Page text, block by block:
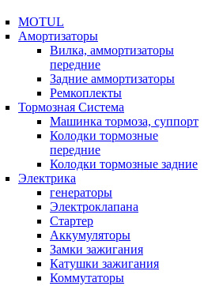
MOTUL
Амортизаторы
Вилка, аммортизаторы
передние
Задние аммортизаторы
Ремкоплекты
Тормозная Система
Машинка тормоза, суппорт
Колодки тормозные
передние
Колодки тормозные задние
Электрика
генераторы
Электроклапана
Стартер
Аккумуляторы
Замки зажигания
Катушки зажигания
Коммутаторы